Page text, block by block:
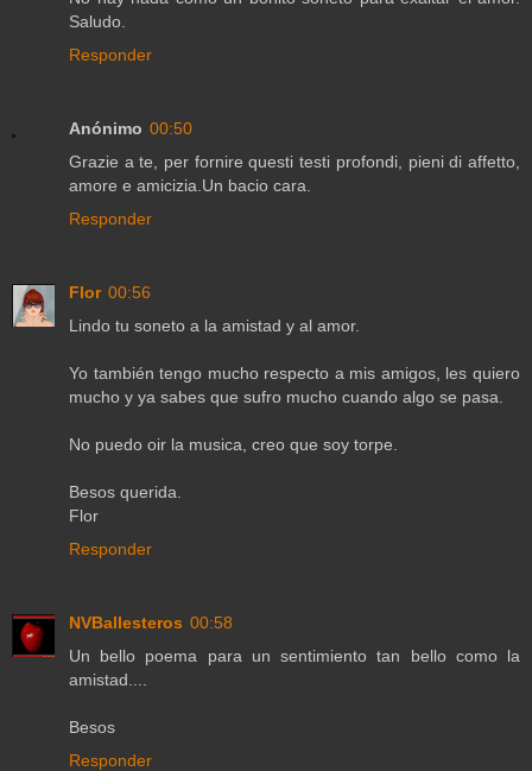
Saludo.
Responder
Anónimo 00:50
Grazie a te, per fornire questi testi profondi, pieni di affetto,
amore e amicizia.Un bacio cara.
Responder
Flor 00:56
Lindo tu soneto a la amistad y al amor.
Yo también tengo mucho respecto a mis amigos, les quiero
mucho y ya sabes que sufro mucho cuando algo se pasa.
No puedo oir la musica, creo que soy torpe.
Besos querida.
Flor
Responder
NVBallesteros 00:58
Un bello poema para un sentimiento tan bello como la
amistad....
Besos
Responder